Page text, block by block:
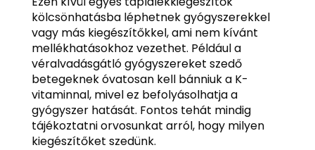
kölcsönhatásba léphetnek gyógyszerekkel
vagy más kiegészítőkkel, ami nem kívánt
mellékhatásokhoz vezethet. Például a
véralvadásgátló gyógyszereket szedő
betegeknek óvatosan kell bánniuk a K-
vitaminnal, mivel ez befolyásolhatja a
gyógyszer hatását. Fontos tehát mindig
tájékoztatni orvosunkat arról, hogy milyen
kiegészítőket szedünk.